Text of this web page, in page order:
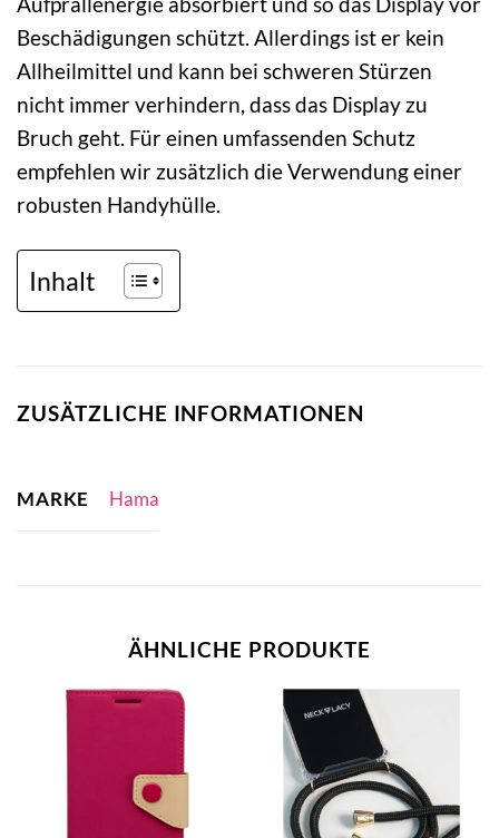
Beschädigungen schützt. Allerdings ist er kein
Allheilmittel und kann bei schweren Stürzen
nicht immer verhindern, dass das Display zu
Bruch geht. Für einen umfassenden Schutz
empfehlen wir zusätzlich die Verwendung einer
robusten Handyhülle.
Inhalt
ZUSÄTZLICHE INFORMATIONEN
MARKE Hama
ÄHNLICHE PRODUKTE